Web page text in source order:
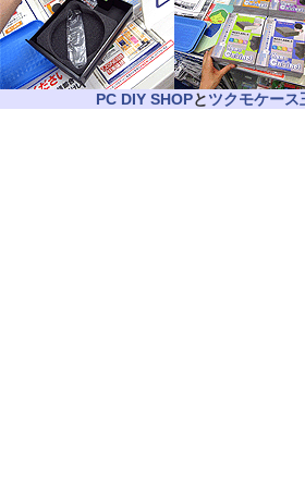
PC DIY SHOPとツクモケース